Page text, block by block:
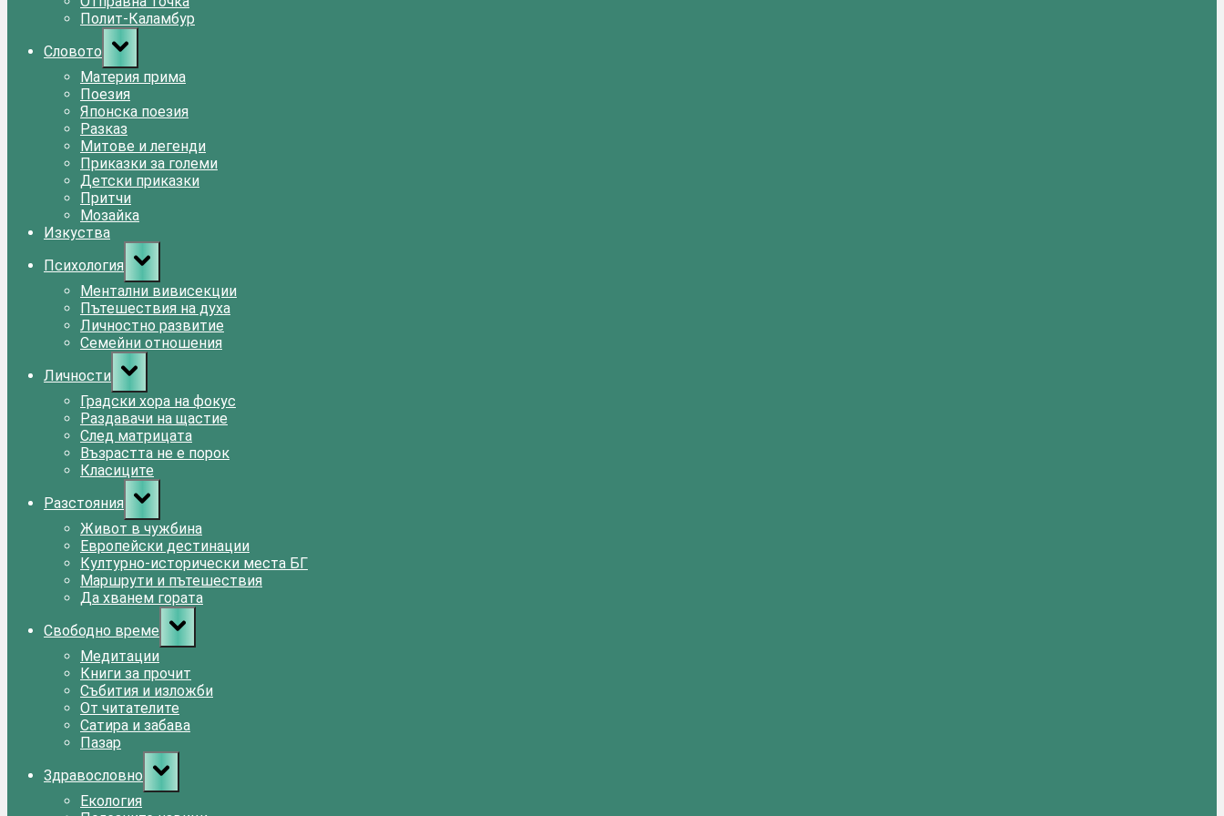
Полит-Каламбур
Словото
Toggle
sub-
menu
Материя прима
Поезия
Японска поезия
Разказ
Митове и легенди
Приказки за големи
Детски приказки
Притчи
Мозайка
Изкуства
Психология
Toggle
sub-
menu
Ментални вивисекции
Пътешествия на духа
Личностно развитие
Семейни отношения
Личности
Toggle
sub-
menu
Градски хора на фокус
Раздавачи на щастие
След матрицата
Възрастта не е порок
Класиците
Разстояния
Toggle
sub-
menu
Живот в чужбина
Европейски дестинации
Културно-исторически места БГ
Маршрути и пътешествия
Да хванем гората
Свободно време
Toggle
sub-
menu
Медитации
Книги за прочит
Събития и изложби
От читателите
Сатира и забава
Пазар
Здравословно
Toggle
sub-
menu
Екология